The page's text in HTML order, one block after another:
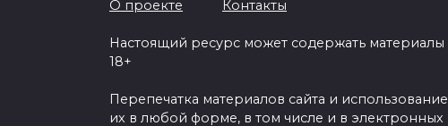
О проекте Контакты
Настоящий ресурс может содержать материалы
18+
Перепечатка материалов сайта и использование
их в любой форме, в том числе и в электронных